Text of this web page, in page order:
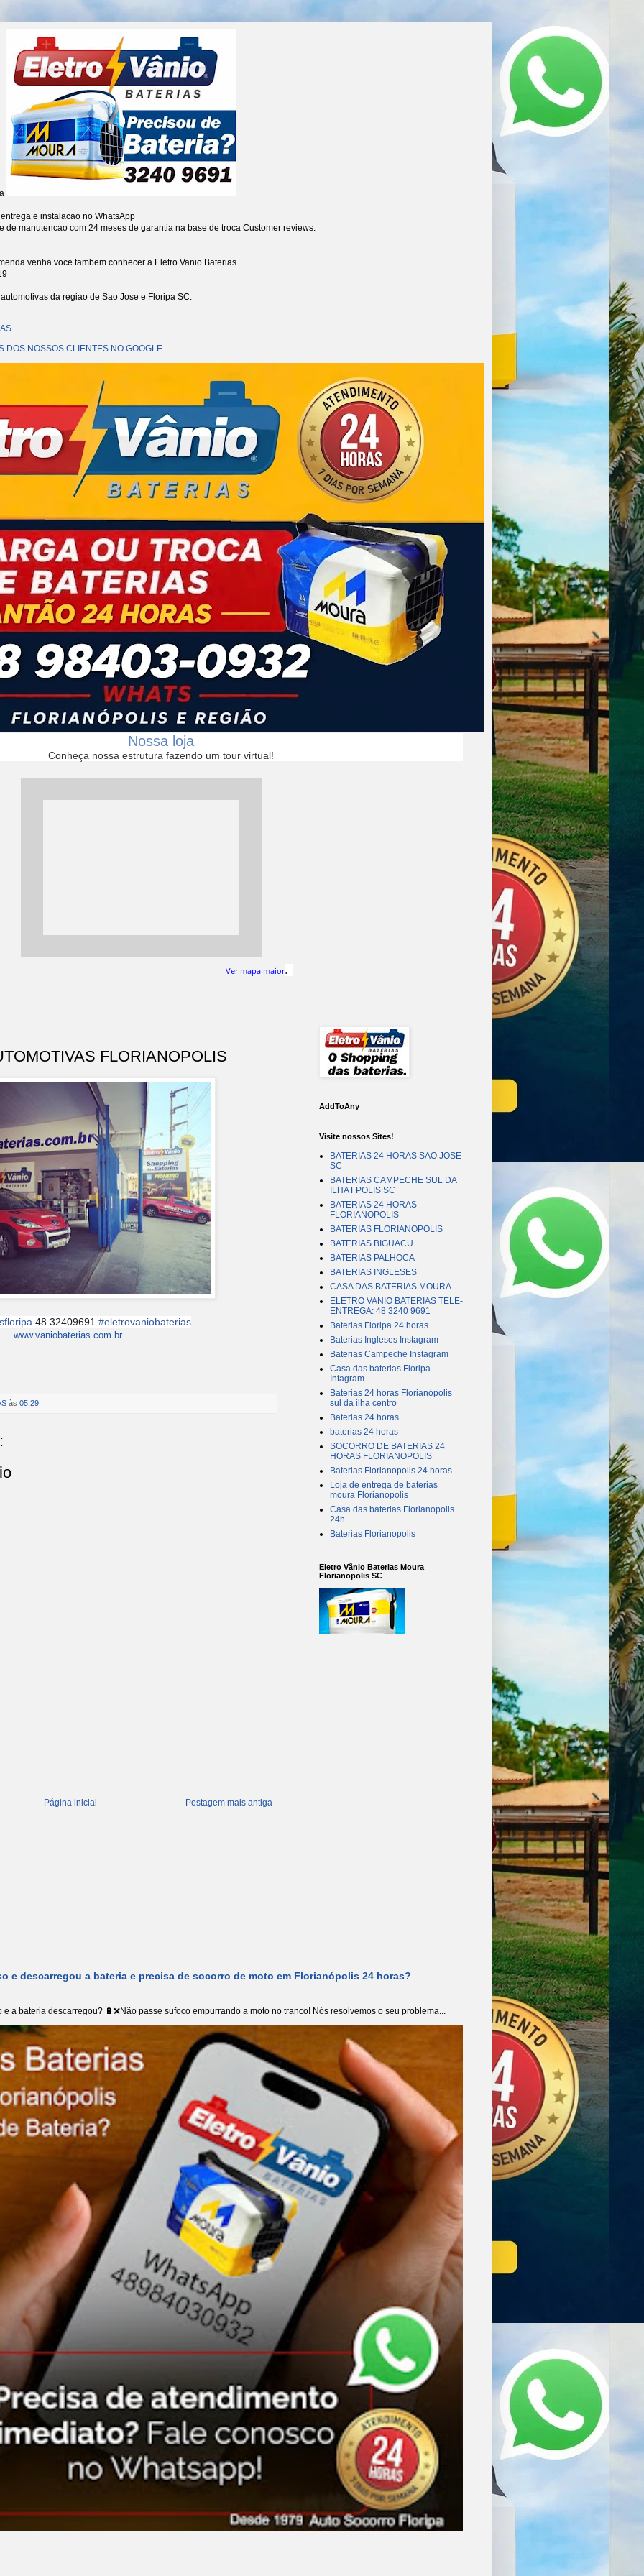
e instalacao no WhatsApp
de manutencao com 24 meses de garantia na base de troca Customer reviews:
venha voce tambem conhecer a Eletro Vanio Baterias.
da regiao de Sao Jose e Floripa SC.
DOS NOSSOS CLIENTES NO GOOGLE.
Nossa loja
Conheça nossa estrutura fazendo um tour virtual!
Ver mapa maior.
FLORIANOPOLIS
48 32409691 #eletrovaniobaterias
www.vaniobaterias.com.br
às 05:29
Postagem mais antiga
Página inicial
AddToAny
Visite nossos Sites!
BATERIAS 24 HORAS SAO JOSE
SC
BATERIAS CAMPECHE SUL DA
ILHA FPOLIS SC
BATERIAS 24 HORAS
FLORIANOPOLIS
BATERIAS FLORIANOPOLIS
BATERIAS BIGUACU
BATERIAS PALHOCA
BATERIAS INGLESES
CASA DAS BATERIAS MOURA
ELETRO VANIO BATERIAS TELE-
ENTREGA: 48 3240 9691
Baterias Floripa 24 horas
Baterias Ingleses Instagram
Baterias Campeche Instagram
Casa das baterias Floripa
Intagram
Baterias 24 horas Florianópolis
sul da ilha centro
Baterias 24 horas
baterias 24 horas
SOCORRO DE BATERIAS 24
HORAS FLORIANOPOLIS
Baterias Florianopolis 24 horas
Loja de entrega de baterias
moura Florianopolis
Casa das baterias Florianopolis
24h
Baterias Florianopolis
Eletro Vânio Baterias Moura
Florianopolis SC
e descarregou a bateria e precisa de socorro de moto em Florianópolis 24 horas?
a bateria descarregou? 🔋❌Não passe sufoco empurrando a moto no tranco! Nós resolvemos o seu problema...